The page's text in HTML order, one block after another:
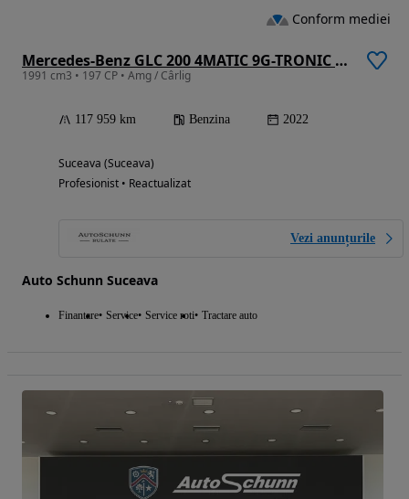
Mercedes-Benz GLC 200 4MATIC 9G-TRONIC AMG Line
1991 cm3 • 197 CP • Amg / Cârlig
117 959 km Benzina 2022
Suceava (Suceava)
Profesionist • Reactualizat
Vezi anunțurile
Auto Schunn Suceava
Finantare Service Service roti Tractare auto
Conform mediei